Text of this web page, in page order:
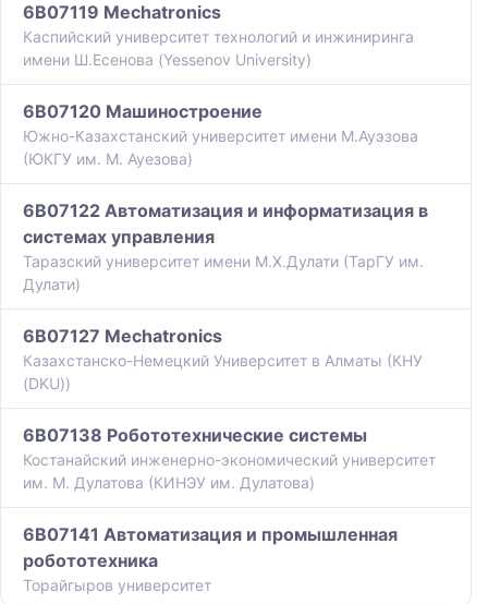
6B07119 Mechatronics
Каспийский университет технологий и инжиниринга
имени Ш.Есенова (Yessenov University)
6B07120 Машиностроение
Южно-Казахстанский университет имени М.Ауэзова
(ЮКГУ им. М. Ауезова)
6B07122 Автоматизация и информатизация в
системах управления
Таразский университет имени М.Х.Дулати (ТарГУ им.
Дулати)
6B07127 Mechatronics
Казахстанско-Немецкий Университет в Алматы (КНУ
(DKU))
6B07138 Робототехнические системы
Костанайский инженерно-экономический университет
им. М. Дулатова (КИНЭУ им. Дулатова)
6B07141 Автоматизация и промышленная
робототехника
Торайгыров университет